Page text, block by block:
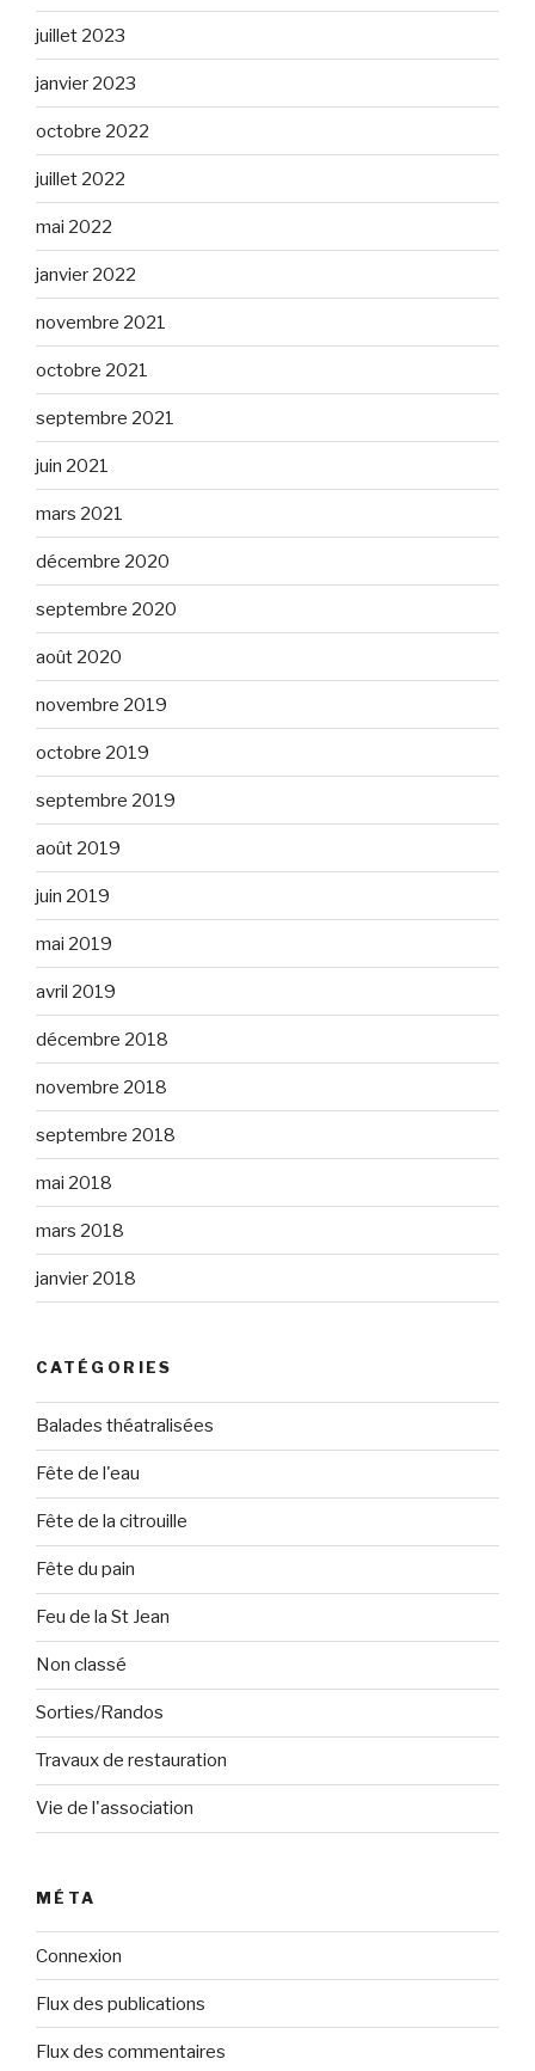
juillet 2023
janvier 2023
octobre 2022
juillet 2022
mai 2022
janvier 2022
novembre 2021
octobre 2021
septembre 2021
juin 2021
mars 2021
décembre 2020
septembre 2020
août 2020
novembre 2019
octobre 2019
septembre 2019
août 2019
juin 2019
mai 2019
avril 2019
décembre 2018
novembre 2018
septembre 2018
mai 2018
mars 2018
janvier 2018
CATÉGORIES
Balades théatralisées
Fête de l'eau
Fête de la citrouille
Fête du pain
Feu de la St Jean
Non classé
Sorties/Randos
Travaux de restauration
Vie de l'association
MÉTA
Connexion
Flux des publications
Flux des commentaires